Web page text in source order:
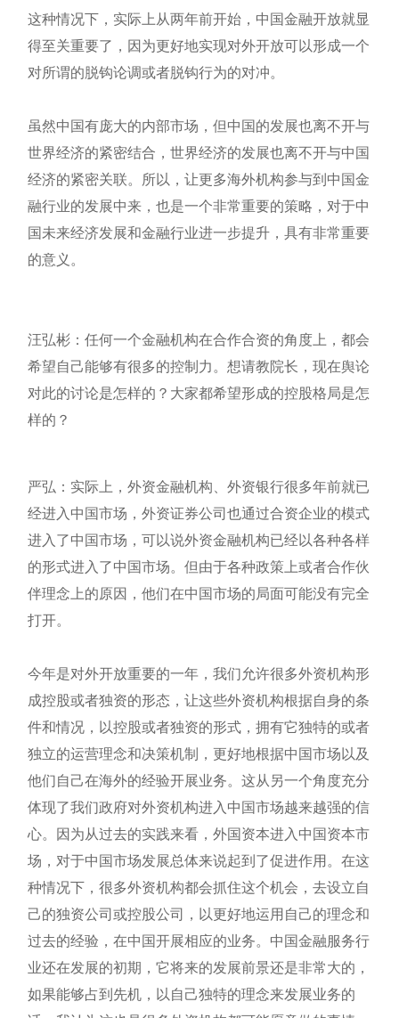
这种情况下，实际上从两年前开始，中国金融开放就显
得至关重要了，因为更好地实现对外开放可以形成一个
对所谓的脱钩论调或者脱钩行为的对冲。
虽然中国有庞大的内部市场，但中国的发展也离不开与
世界经济的紧密结合，世界经济的发展也离不开与中国
经济的紧密关联。所以，让更多海外机构参与到中国金
融行业的发展中来，也是一个非常重要的策略，对于中
国未来经济发展和金融行业进一步提升，具有非常重要
的意义。
汪弘彬：任何一个金融机构在合作合资的角度上，都会
希望自己能够有很多的控制力。想请教院长，现在舆论
对此的讨论是怎样的？大家都希望形成的控股格局是怎
样的？
严弘：实际上，外资金融机构、外资银行很多年前就已
经进入中国市场，外资证券公司也通过合资企业的模式
进入了中国市场，可以说外资金融机构已经以各种各样
的形式进入了中国市场。但由于各种政策上或者合作伙
伴理念上的原因，他们在中国市场的局面可能没有完全
打开。
今年是对外开放重要的一年，我们允许很多外资机构形
成控股或者独资的形态，让这些外资机构根据自身的条
件和情况，以控股或者独资的形式，拥有它独特的或者
独立的运营理念和决策机制，更好地根据中国市场以及
他们自己在海外的经验开展业务。这从另一个角度充分
体现了我们政府对外资机构进入中国市场越来越强的信
心。因为从过去的实践来看，外国资本进入中国资本市
场，对于中国市场发展总体来说起到了促进作用。在这
种情况下，很多外资机构都会抓住这个机会，去设立自
己的独资公司或控股公司，以更好地运用自己的理念和
过去的经验，在中国开展相应的业务。中国金融服务行
业还在发展的初期，它将来的发展前景还是非常大的，
如果能够占到先机，以自己独特的理念来发展业务的